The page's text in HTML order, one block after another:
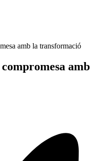
amb la transformació
amb